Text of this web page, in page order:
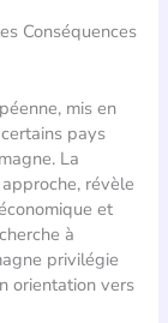
Conséquences
mis en
pays
La
révèle
et
à
privilégie
orientation vers